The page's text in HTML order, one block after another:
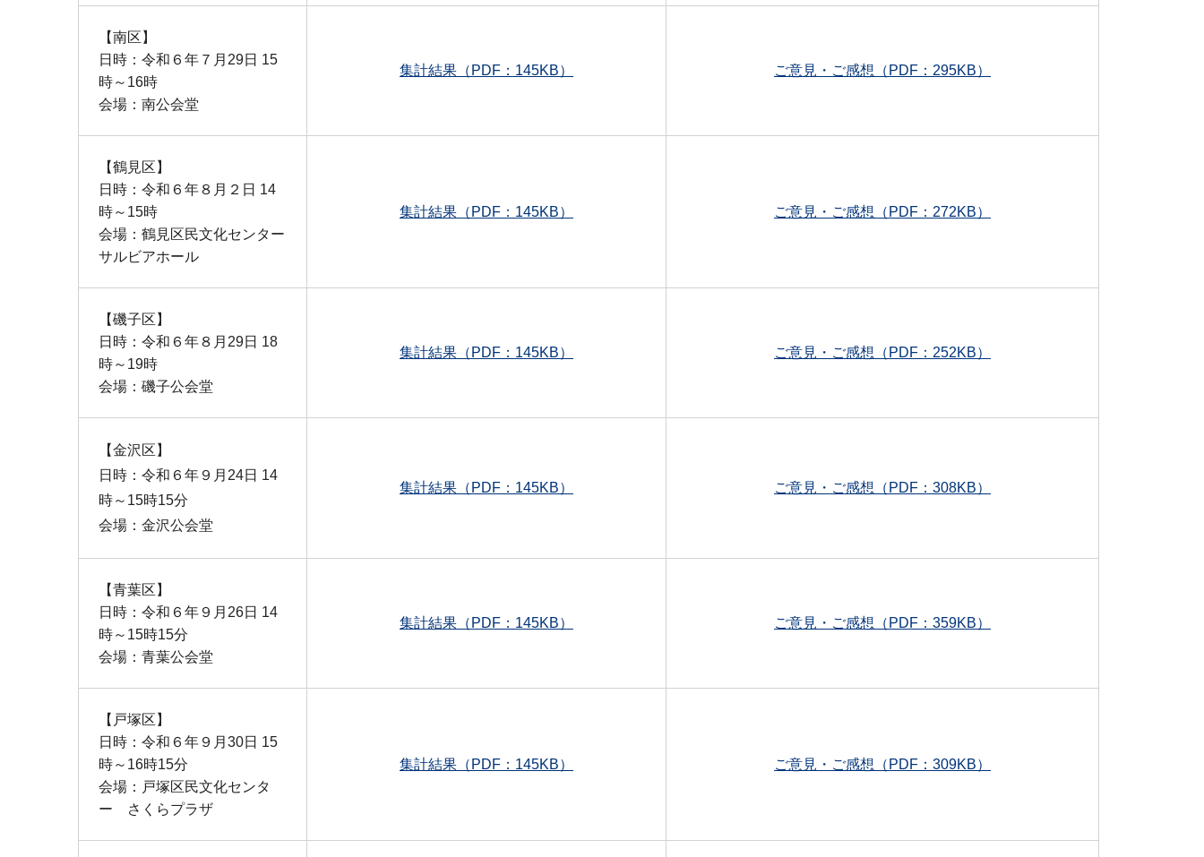
【南区】
日時：令和６年７月29日 15
時～16時
会場：南公会堂
集計結果（PDF：145KB） ご意見・ご感想（PDF：295KB）
【鶴見区】
日時：令和６年８月２日 14
時～15時
会場：鶴見区民文化センター
サルビアホール
集計結果（PDF：145KB） ご意見・ご感想（PDF：272KB）
【磯子区】
日時：令和６年８月29日 18
時～19時
会場：磯子公会堂
集計結果（PDF：145KB） ご意見・ご感想（PDF：252KB）
【金沢区】
日時：令和６年９月24日 14
時～15時15分
会場：金沢公会堂
集計結果（PDF：145KB） ご意見・ご感想（PDF：308KB）
【青葉区】
日時：令和６年９月26日 14
時～15時15分
会場：青葉公会堂
集計結果（PDF：145KB） ご意見・ご感想（PDF：359KB）
【戸塚区】
日時：令和６年９月30日 15
時～16時15分
会場：戸塚区民文化センタ
ー さくらプラザ
集計結果（PDF：145KB） ご意見・ご感想（PDF：309KB）